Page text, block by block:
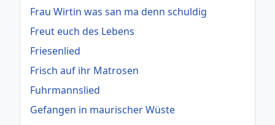
Frau Wirtin was san ma denn schuldig
Freut euch des Lebens
Friesenlied
Frisch auf ihr Matrosen
Fuhrmannslied
Gefangen in maurischer Wüste